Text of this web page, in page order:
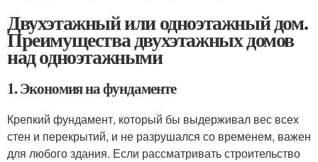
Двухэтажный или одноэтажный дом.
Преимущества двухэтажных домов
над одноэтажными
1. Экономия на фундаменте
Крепкий фундамент, который бы выдерживал вес всех
стен и перекрытий, и не разрушался со временем, важен
для любого здания. Если рассматривать строительство